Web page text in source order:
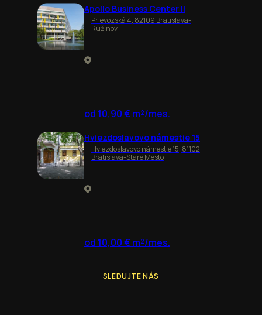
Apollo Business Center II
Prievozská 4, 82109 Bratislava-
Ružinov
od 10,90 € m²/mes.
Hviezdoslavovo námestie 15
Hviezdoslavovo námestie 15, 81102
Bratislava-Staré Mesto
od 10,00 € m²/mes.
SLEDUJTE NÁS